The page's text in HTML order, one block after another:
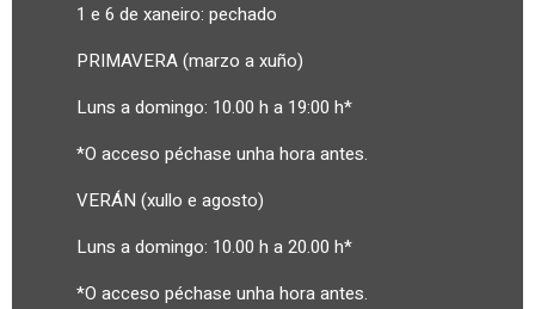
1 e 6 de xaneiro: pechado
PRIMAVERA (marzo a xuño)
Luns a domingo: 10.00 h a 19:00 h*
*O acceso péchase unha hora antes.
VERÁN (xullo e agosto)
Luns a domingo: 10.00 h a 20.00 h*
*O acceso péchase unha hora antes.